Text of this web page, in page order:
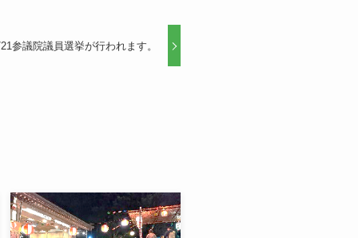
参議院議員選挙が行われます。